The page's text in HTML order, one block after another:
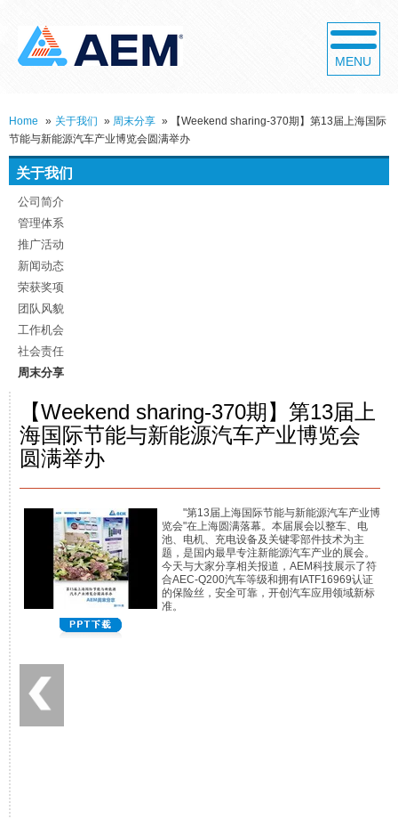
MENU
Home » 关于我们 » 周末分享 »
【Weekend sharing-370期】第13届上海国际
节能与新能源汽车产业博览会圆满举办
关于我们
公司简介
管理体系
推广活动
新闻动态
荣获奖项
团队风貌
工作机会
社会责任
周末分享
【Weekend sharing-370期】第13届上
海国际节能与新能源汽车产业博览会
圆满举办
"第13届上海国际节能与新能源汽车产业博
览会"在上海圆满落幕。本届展会以整车、电
池、电机、充电设备及关键零部件技术为主
题，是国内最早专注新能源汽车产业的展会。
今天与大家分享相关报道，AEM科技展示了符
合AEC-Q200汽车等级和拥有IATF16969认证
的保险丝，安全可靠，开创汽车应用领域新标
准。